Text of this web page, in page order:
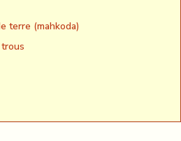
terre (mahkoda)